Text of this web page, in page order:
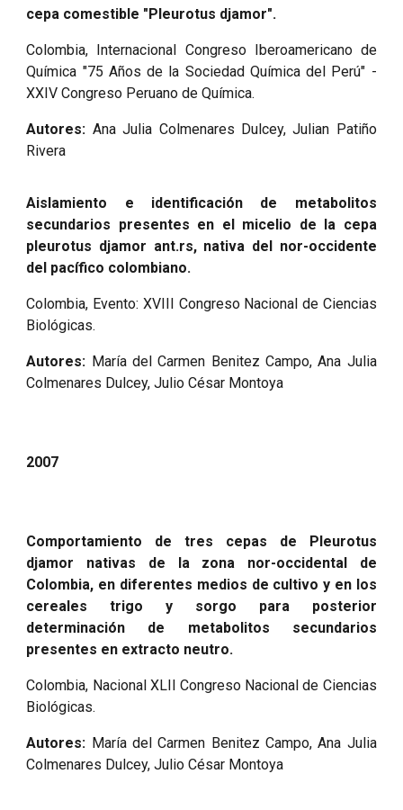
cepa comestible "Pleurotus djamor".
Colombia, Internacional Congreso Iberoamericano de
Química "75 Años de la Sociedad Química del Perú" -
XXIV Congreso Peruano de Química.
Autores: Ana Julia Colmenares Dulcey, Julian Patiño
Rivera
Aislamiento e identificación de metabolitos
secundarios presentes en el micelio de la cepa
pleurotus djamor ant.rs, nativa del nor-occidente
del pacífico colombiano.
Colombia, Evento: XVIII Congreso Nacional de Ciencias
Biológicas.
Autores: María del Carmen Benitez Campo, Ana Julia
Colmenares Dulcey, Julio César Montoya
2007
Comportamiento de tres cepas de Pleurotus
djamor nativas de la zona nor-occidental de
Colombia, en diferentes medios de cultivo y en los
cereales trigo y sorgo para posterior
determinación de metabolitos secundarios
presentes en extracto neutro.
Colombia, Nacional XLII Congreso Nacional de Ciencias
Biológicas.
Autores: María del Carmen Benitez Campo, Ana Julia
Colmenares Dulcey, Julio César Montoya